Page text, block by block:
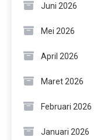
Juni 2026
Mei 2026
April 2026
Maret 2026
Februari 2026
Januari 2026